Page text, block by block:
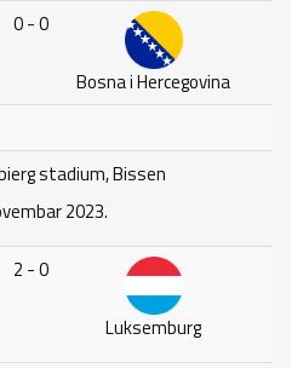
0 - 0
Bosna i Hercegovina
stadium, Bissen
2023.
2 - 0
Luksemburg